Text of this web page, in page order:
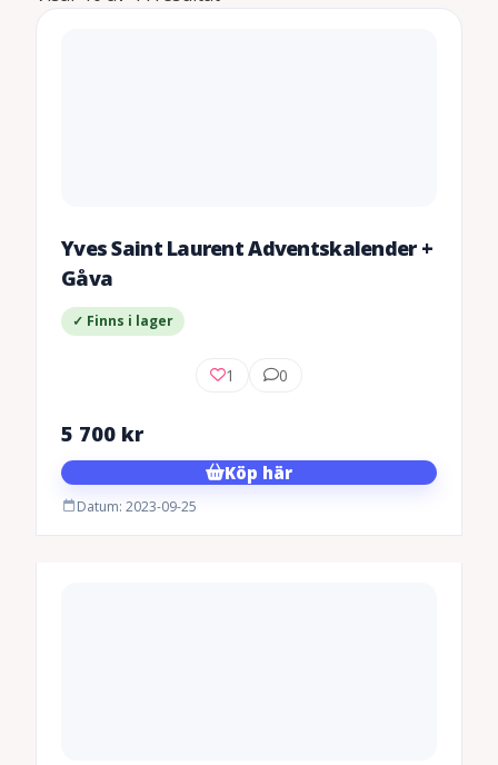
Yves Saint Laurent Adventskalender +
Gåva
✓ Finns i lager
1 0
5 700 kr
Köp här
Datum: 2023-09-25